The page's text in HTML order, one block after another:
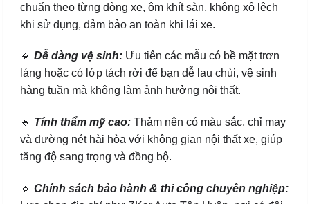
chuẩn theo từng dòng xe, ôm khít sàn, không xô lệch
khi sử dụng, đảm bảo an toàn khi lái xe.
🔹 Dễ dàng vệ sinh: Ưu tiên các mẫu có bề mặt trơn
láng hoặc có lớp tách rời để bạn dễ lau chùi, vệ sinh
hàng tuần mà không làm ảnh hưởng nội thất.
🔹 Tính thẩm mỹ cao: Thảm nên có màu sắc, chỉ may
và đường nét hài hòa với không gian nội thất xe, giúp
tăng độ sang trọng và đồng bộ.
🔹 Chính sách bảo hành & thi công chuyên nghiệp: